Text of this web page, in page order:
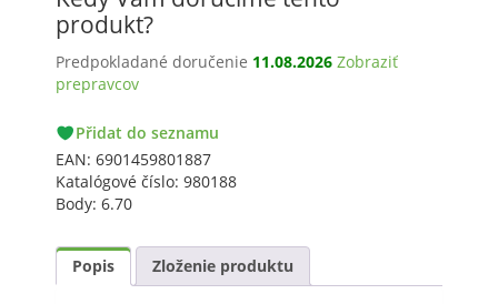
v
produkt?
Predpokladané doručenie 11.08.2026 Zobraziť
prepravcov
GLSPřidat do seznamu
EAN: 6901459801887
Katalógové číslo: 980188
Body: 6.70
Popis Zloženie produktu